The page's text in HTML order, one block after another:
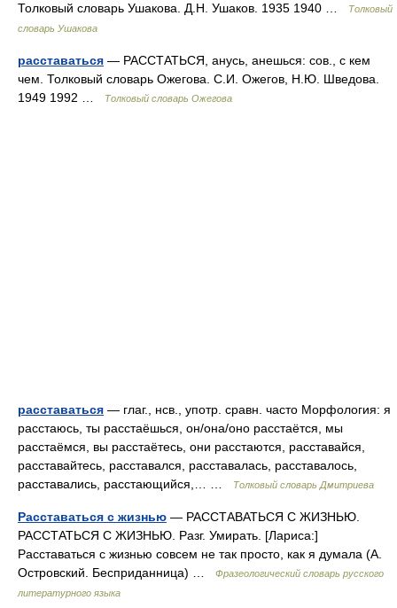
Толковый словарь Ушакова. Д.Н. Ушаков. 1935 1940 …
Толковый
словарь Ушакова
расставаться — РАССТАТЬСЯ, анусь, анешься: сов., с кем
чем. Толковый словарь Ожегова. С.И. Ожегов, Н.Ю. Шведова.
1949 1992 …
Толковый словарь Ожегова
расставаться — глаг., нсв., употр. сравн. часто Морфология: я
расстаюсь, ты расстаёшься, он/она/оно расстаётся, мы
расстаёмся, вы расстаётесь, они расстаются, расставайся,
расставайтесь, расставался, расставалась, расставалось,
расставались, расстающийся,… …
Толковый словарь Дмитриева
Расставаться с жизнью — РАССТАВАТЬСЯ С ЖИЗНЬЮ.
РАССТАТЬСЯ С ЖИЗНЬЮ. Разг. Умирать. [Лариса:]
Расставаться с жизнью совсем не так просто, как я думала (А.
Островский. Бесприданница) …
Фразеологический словарь русского
литературного языка